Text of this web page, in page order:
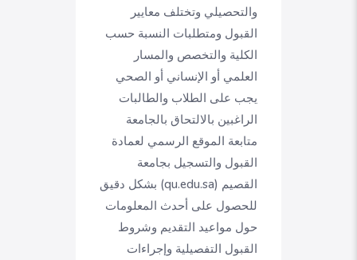
والتحصيلي وتختلف معايير
القبول ومتطلبات النسبة حسب
الكلية والتخصص والمسار
العلمي أو الإنساني أو الصحي
يجب على الطلاب والطالبات
الراغبين بالالتحاق بالجامعة
متابعة الموقع الرسمي لعمادة
القبول والتسجيل بجامعة
القصيم (qu.edu.sa) بشكل دقيق
للحصول على أحدث المعلومات
حول مواعيد التقديم وشروط
القبول التفصيلية وإجراءات